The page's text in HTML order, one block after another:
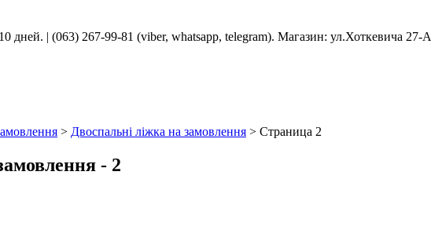
дней. | (063) 267-99-81 (viber, whatsapp, telegram). Магазин: ул.Хоткевича 27-А
> Двоспальні ліжка на замовлення > Страница 2
- 2